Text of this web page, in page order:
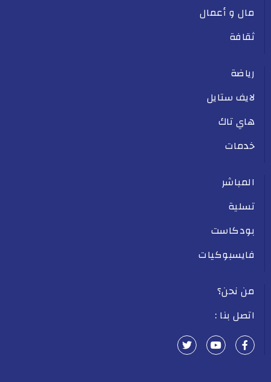
مال و أعمال
ثقافة
رياضة
لايف ستايل
هاي تاك
خدمات
المباشر
تسلية
بودكاست
فايسبوكيات
من نحن؟
اتصل بنا :